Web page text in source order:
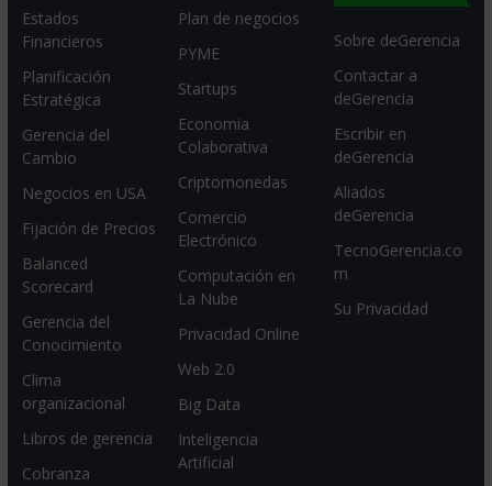
Estados
Financieros
Planificación
Estratégica
Gerencia del
Cambio
Negocios en USA
Fijación de Precios
Balanced
Scorecard
Gerencia del
Conocimiento
Clima
organizacional
Libros de gerencia
Cobranza
Plan de negocios
PYME
Startups
Economia
Colaborativa
Criptomonedas
Comercio
Electrónico
Computación en
La Nube
Privacidad Online
Web 2.0
Big Data
Inteligencia
Artificial
Sobre deGerencia
Contactar a
deGerencia
Escribir en
deGerencia
Aliados
deGerencia
TecnoGerencia.co
m
Su Privacidad